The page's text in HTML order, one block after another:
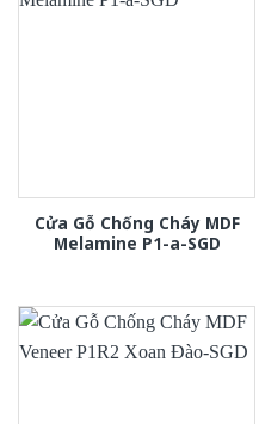
Cửa Gỗ Chống Cháy MDF
Melamine P1-a-SGD